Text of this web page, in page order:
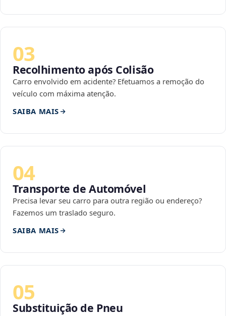
03
Recolhimento após Colisão
Carro envolvido em acidente? Efetuamos a remoção do
veículo com máxima atenção.
SAIBA MAIS
04
Transporte de Automóvel
Precisa levar seu carro para outra região ou endereço?
Fazemos um traslado seguro.
SAIBA MAIS
05
Substituição de Pneu